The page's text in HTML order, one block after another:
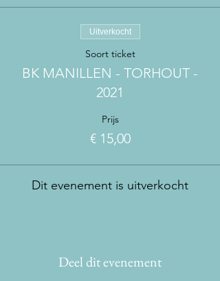
Uitverkocht
Soort ticket
BK MANILLEN - TORHOUT -
2021
Prijs
€ 15,00
Dit evenement is uitverkocht
Deel dit evenement